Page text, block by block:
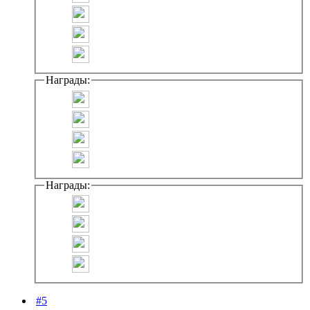
Награды:
Награды:
#5